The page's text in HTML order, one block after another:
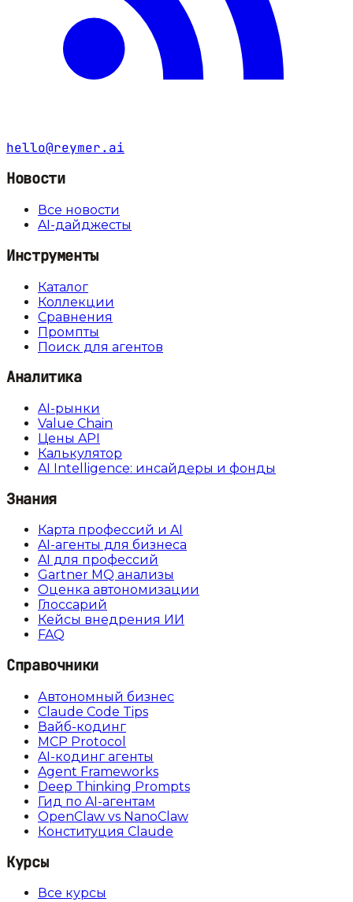
hello@reymer.ai
Новости
Все новости
AI-дайджесты
Инструменты
Каталог
Коллекции
Сравнения
Промпты
Поиск для агентов
Аналитика
AI-рынки
Value Chain
Цены API
Калькулятор
AI Intelligence: инсайдеры и фонды
Знания
Карта профессий и AI
AI-агенты для бизнеса
AI для профессий
Gartner MQ анализы
Оценка автономизации
Глоссарий
Кейсы внедрения ИИ
FAQ
Справочники
Автономный бизнес
Claude Code Tips
Вайб-кодинг
MCP Protocol
AI-кодинг агенты
Agent Frameworks
Deep Thinking Prompts
Гид по AI-агентам
OpenClaw vs NanoClaw
Конституция Claude
Курсы
Все курсы